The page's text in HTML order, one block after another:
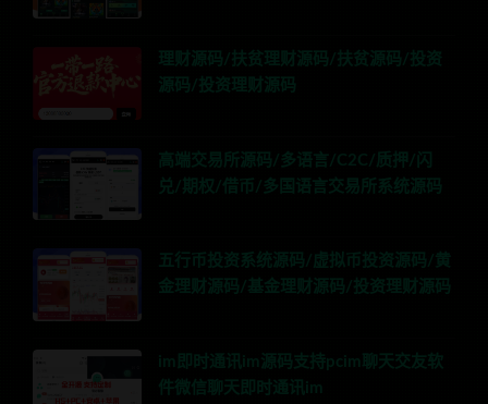
理财源码/扶贫理财源码/扶贫源码/投资
源码/投资理财源码
高端交易所源码/多语言/C2C/质押/闪
兑/期权/借币/多国语言交易所系统源码
五行币投资系统源码/虚拟币投资源码/黄
金理财源码/基金理财源码/投资理财源码
im即时通讯im源码支持pcim聊天交友软
件微信聊天即时通讯im